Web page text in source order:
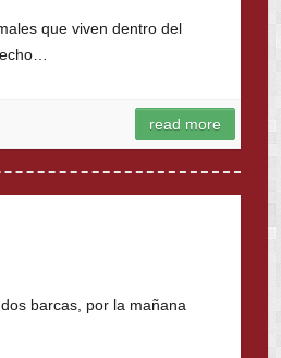
que viven dentro del
read more
barcas, por la mañana